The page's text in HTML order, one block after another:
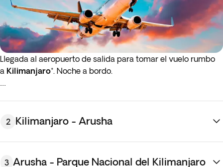
Llegada al aeropuerto de salida para tomar el vuelo rumbo
a Kilimanjaro*. Noche a bordo.
noche anterior al día de salida indicado.
2 Kilimanjaro - Arusha
3 Arusha - Parque Nacional del Kilimanjaro